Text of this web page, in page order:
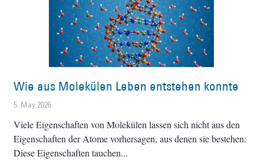
Wie aus Molekülen Leben entstehen konnte
5. May 2026
Viele Eigenschaften von Molekülen lassen sich nicht aus den
Eigenschaften der Atome vorhersagen, aus denen sie bestehen:
Diese Eigenschaften tauchen